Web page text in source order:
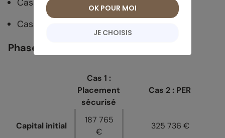
Cas 1 : 3 %
Cas 2 : 5 %
Phase de retraits
Cas 1 :
Placement
sécurisé
Cas 2 : PER
Capital initial
187 765
€
325 736 €
JE CHOISIS
OK POUR MOI